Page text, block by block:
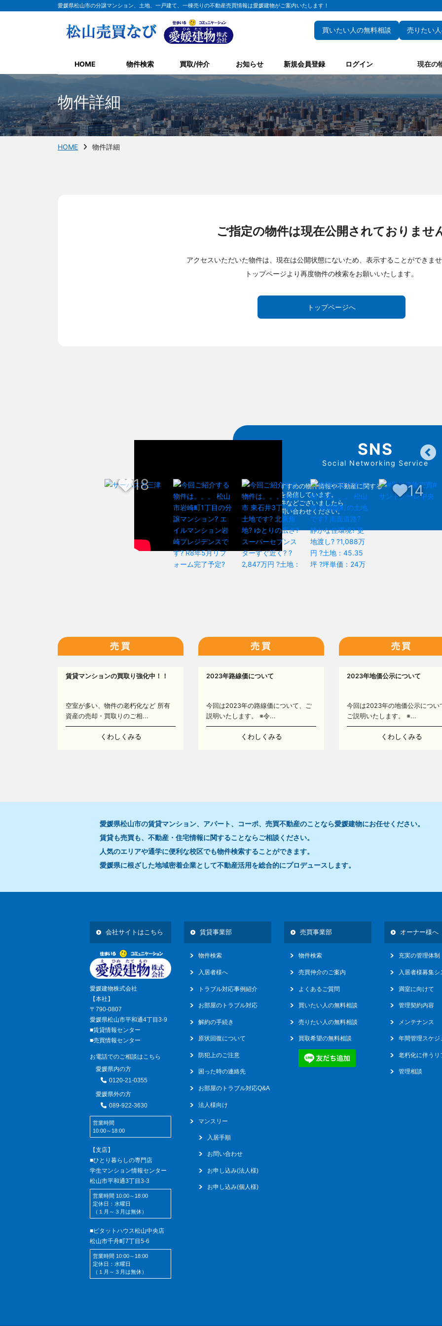
愛媛県松山市の分譲マンション、土地、一戸建て、一棟売りの不動産売買情報は愛媛建物がご案内いたします！
買いたい人の無料相談 売りたい
HOME 物件検索 買取/仲介 お知らせ 新規会員登録 ログイン 現在の
物件詳細
HOME 物件詳細
ご指定の物件は現在公開されておりませ
アクセスいただいた物件は、現在は公開状態にないため、表示することができま
トップページより再度物件の検索をお願いいたします。
トップページへ
16
14
SNS
Social Networking Service
各SNSでおすすめの物件情報や不動産に関する
お得な情報を発信しています。
気になる物件などございましたら
お気軽にお問い合わせください。
売買
賃貸マンションの買取り強化中！！
空室が多い、物件の老朽化など 所有
資産の売却・買取りのご相...
くわしくみる
売買
2023年路線価について
今回は2023年の路線価について、ご
説明いたします。 ※令...
くわしくみる
売買
2023年地価公示について
今回は2023年の地価公示につい
ご説明いたします。 ※...
くわしくみる
愛媛県松山市の賃貸マンション、アパート、コーポ、売買不動産のことなら愛媛建物にお任せください。
賃貸も売買も、不動産・住宅情報に関することならご相談ください。
人気のエリアや通学に便利な校区でも物件検索することができます。
愛媛県に根ざした地域密着企業として不動産活用を総合的にプロデュースします。
会社サイトはこちら
愛媛建物株式会社
【本社】
〒790-0807
愛媛県松山市平和通4丁目3-9
■賃貸情報センター
■売買情報センター
お電話でのご相談はこちら
愛媛県内の方
0120-21-0355
愛媛県外の方
089-922-3630
営業時間
10:00～18:00
【支店】
■ひとり暮らしの専門店
学生マンション情報センター
松山市平和通3丁目3-3
営業時間 10:00～18:00
定休日：水曜日
（１月～３月は無休）
■ピタットハウス松山中央店
松山市千舟町7丁目5-6
営業時間 10:00～18:00
定休日：水曜日
（１月～３月は無休）
賃貸事業部
物件検索
入居者様へ
トラブル対応事例紹介
お部屋のトラブル対応
解約の手続き
原状回復について
防犯上のご注意
困った時の連絡先
お部屋のトラブル対応Q&A
法人様向け
マンスリー
入居手順
お問い合わせ
お申し込み(法人様)
お申し込み(個人様)
売買事業部
物件検索
売買仲介のご案内
よくあるご質問
買いたい人の無料相談
売りたい人の無料相談
買取希望の無料相談
オーナー様へ
充実の管理体制
入居者様募集シ
満室に向けて
管理契約内容
メンテナンス
年間管理スケジ
老朽化に伴うリ
管理相談